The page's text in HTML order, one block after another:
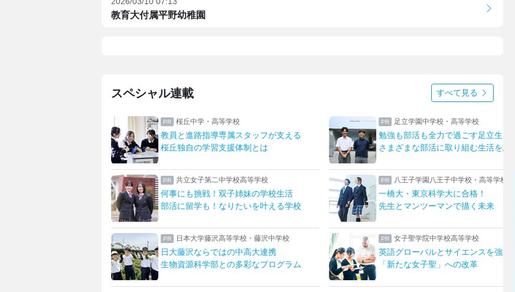
教育大付属平野幼稚園
スペシャル連載 すべて見る
桜丘中学・高等学校
教員と進路指導専属スタッフが支える
桜丘独自の学習支援体制とは
共立女子第二中学校高等学校
何事にも挑戦！双子姉妹の学校生活
部活に留学も！なりたいを叶える学校
日本大学藤沢高等学校・藤沢中学校
日大藤沢ならではの中高大連携
生物資源科学部との多彩なプログラム
足立学園中学校・高等学校
勉強も部活も全力で過ごす足立生
さまざまな部活に取り組む生活を紹介
八王子学園八王子中学校・高等学校
一橋大・東京科学大に合格！
先生とマンツーマンで描く未来
女子聖学院中学校高等学校
英語グローバルとサイエンスを強化！
「新たな女子聖」への改革